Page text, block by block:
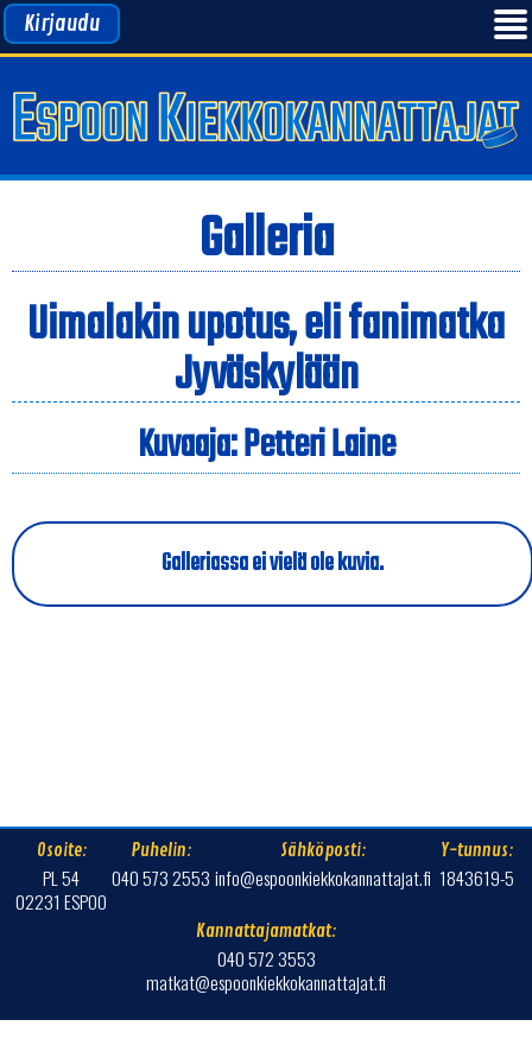
Kirjaudu
Galleria
Uimalakin upotus, eli fanimatka
Jyväskylään
Kuvaaja: Petteri Laine
Galleriassa ei vielä ole kuvia.
Osoite:
PL 54
02231 ESPOO
Puhelin:
040 573 2553
Sähköposti:
info@espoonkiekkokannattajat.fi
Y-tunnus:
1843619-5
Kannattajamatkat:
040 572 3553
matkat@espoonkiekkokannattajat.fi